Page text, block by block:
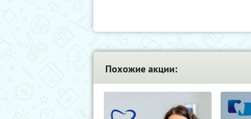
Похожие акции: